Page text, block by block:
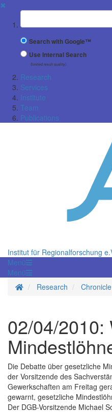
✖
Suchbegriff
Search with Google™
Use Internal Search
(limited result quality)
Research
Services
Institute
Team
Publications
Institut für Regionalforschung
Menü
Menü
Homepage
Research
02/04/2010:
Die Debatte über gesetzliche
der Vorsitzende des
Gewerkschaften am Freitag
gewarnt, gesetzliche
Der DGB-Vorsitzende Michael